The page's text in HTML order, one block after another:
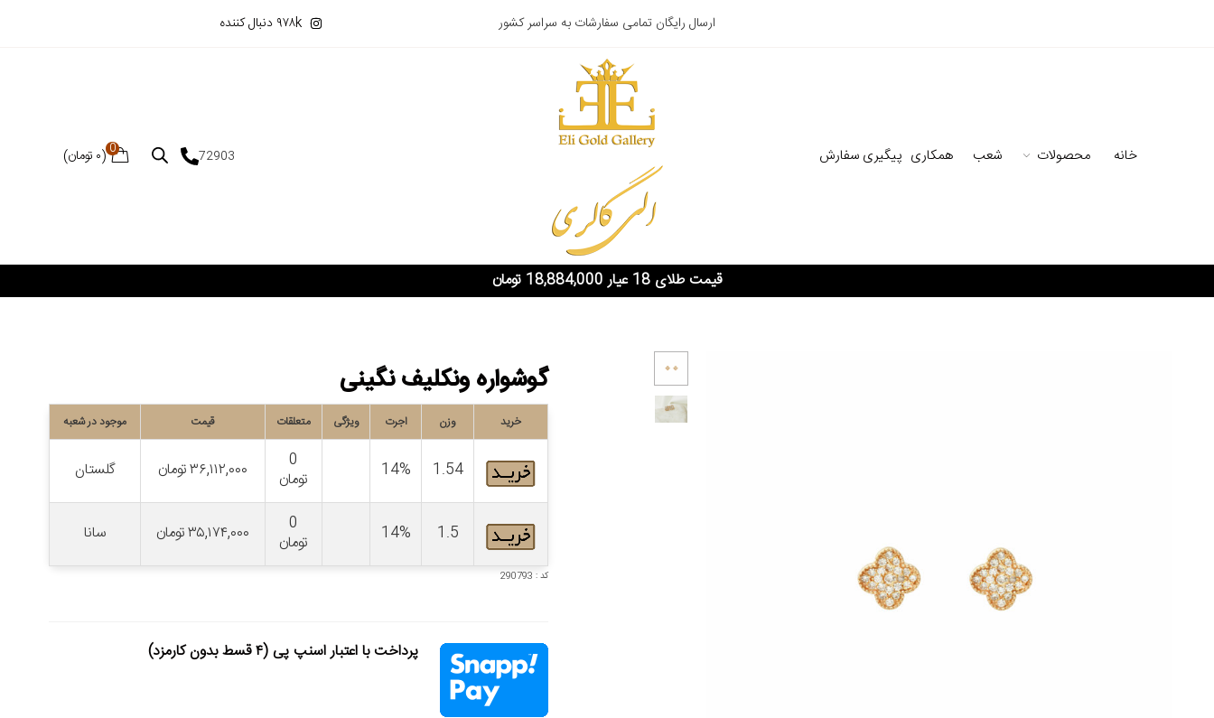
ارسال رایگان تمامی سفارشات به سراسر کشور ۹۷۸k دنبال کننده
خانه محصولات شعب همکاری پیگیری سفارش 72903
0
(۰ تومان)
قیمت طلای 18 عیار 18,884,000 تومان
گوشواره ونکلیف نگینی
خرید وزن اجرت ویژگی متعلقات قیمت موجود در شعبه
1.54
14%
0
تومان
۳۶,۱۱۲,۰۰۰تومان گلستان
1.5
14%
0
تومان
۳۵,۱۷۴,۰۰۰تومان سانا
کد : 290793
پرداخت با اعتبار اسنپ پی (۴ قسط بدون کارمزد)